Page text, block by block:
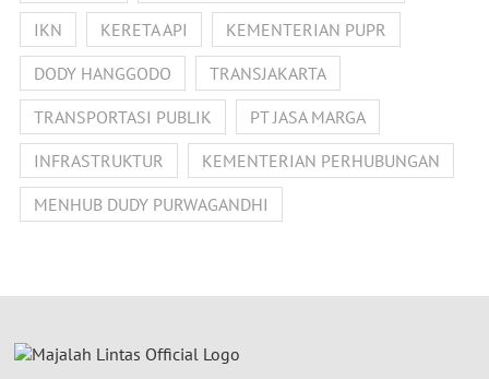
IKN
KERETA API
KEMENTERIAN PUPR
DODY HANGGODO
TRANSJAKARTA
TRANSPORTASI PUBLIK
PT JASA MARGA
INFRASTRUKTUR
KEMENTERIAN PERHUBUNGAN
MENHUB DUDY PURWAGANDHI